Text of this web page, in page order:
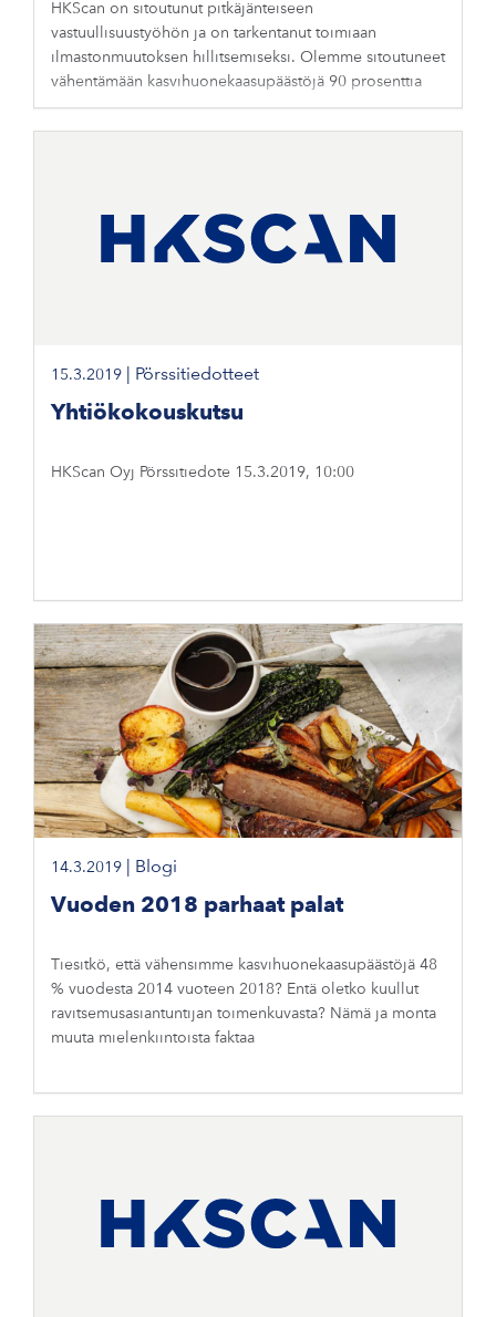
HKScan on sitoutunut pitkäjänteiseen
vastuullisuustyöhön ja on tarkentanut toimiaan
ilmastonmuutoksen hillitsemiseksi. Olemme sitoutuneet
vähentämään kasvihuonekaasupäästöjä 90 prosenttia
15.3.2019 Pörssitiedotteet
Yhtiökokouskutsu
HKScan Oyj Pörssitiedote 15.3.2019, 10:00
14.3.2019 Blogi
Vuoden 2018 parhaat palat
Tiesitkö, että vähensimme kasvihuonekaasupäästöjä 48
% vuodesta 2014 vuoteen 2018? Entä oletko kuullut
ravitsemusasiantuntijan toimenkuvasta? Nämä ja monta
muuta mielenkiintoista faktaa